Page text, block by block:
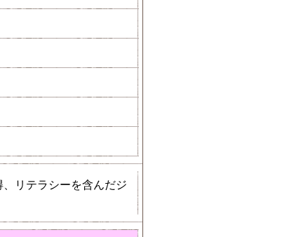
リテラシーを含んだジ